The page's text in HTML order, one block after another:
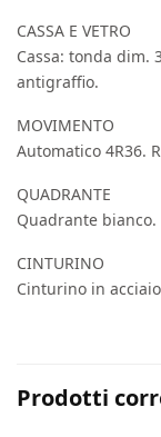
CASSA E VETRO
Cassa: tonda dim.
antigraffio.
MOVIMENTO
Automatico 4R36.
QUADRANTE
Quadrante
CINTURINO
Cinturino in
Prodotti